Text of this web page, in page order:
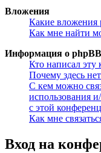
Вложения
Какие вложения
Как мне найти
Информация о phpBB
Кто написал
Почему здесь
С кем можно
использования
с этой
Как мне
Вход на